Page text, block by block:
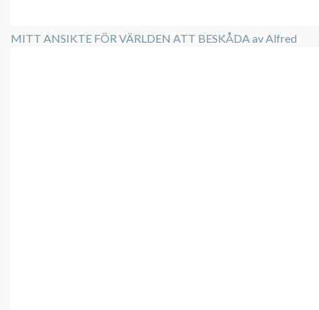
MITT ANSIKTE FÖR VÄRLDEN ATT BESKÅDA av Alfred